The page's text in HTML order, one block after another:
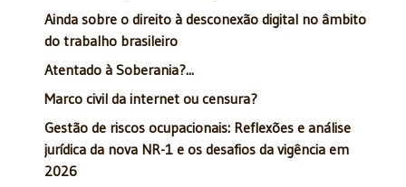
Ainda sobre o direito à desconexão digital no âmbito
do trabalho brasileiro
Atentado à Soberania?...
Marco civil da internet ou censura?
Gestão de riscos ocupacionais: Reflexões e análise
jurídica da nova NR-1 e os desafios da vigência em
2026